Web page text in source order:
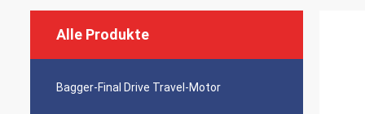
Alle Produkte
Bagger-Final Drive Travel-Motor